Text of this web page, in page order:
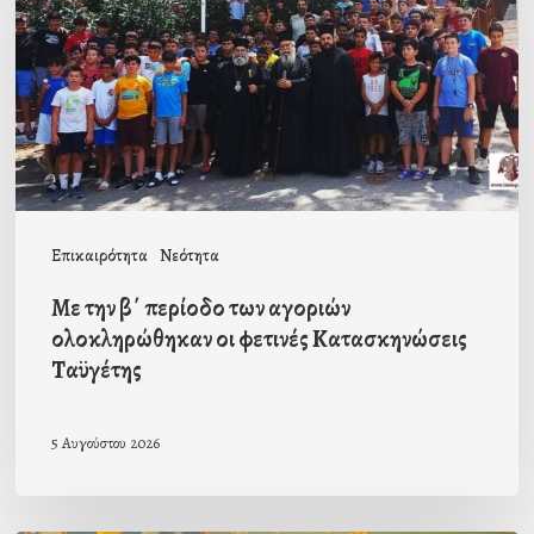
Επικαιρότητα Νεότητα
περίοδο
των
αγοριών
ολοκληρώθηκαν
οι
φετινές
Με την β΄ περίοδο των αγοριών
ολοκληρώθηκαν οι φετινές Κατασκηνώσεις
Ταϋγέτης
5 Αυγούστου 2026